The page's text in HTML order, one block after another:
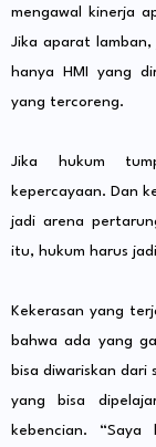
mengawal kinerja
Jika aparat
hanya HMI yang
yang tercoreng.
Jika hukum
kepercayaan. Dan
jadi arena
itu, hukum harus
Kekerasan yang
bahwa ada yang
bisa diwariskan dari
yang bisa
kebencian. “Saya